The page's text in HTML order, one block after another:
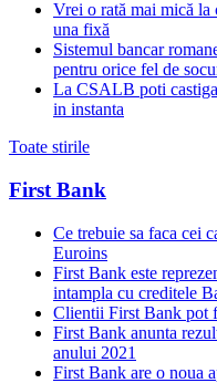
Vrei o rată mai mică la
una fixă
Sistemul bancar
pentru orice fel de
La CSALB poti
in instanta
Toate stirile
First Bank
Ce trebuie sa faca cei
Euroins
First Bank este
intampla cu creditele
Clientii First Bank pot
First Bank anunta
anului 2021
First Bank are o noua